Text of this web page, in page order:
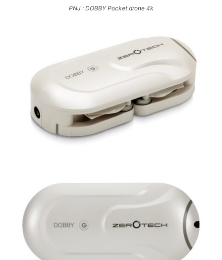
PNJ : DOBBY Pocket drone 4k